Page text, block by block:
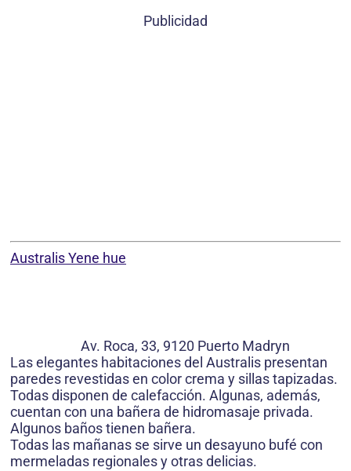
Publicidad
Australis Yene hue
Av. Roca, 33, 9120 Puerto Madryn
Las elegantes habitaciones del Australis presentan
paredes revestidas en color crema y sillas tapizadas.
Todas disponen de calefacción. Algunas, además,
cuentan con una bañera de hidromasaje privada.
Algunos baños tienen bañera.
Todas las mañanas se sirve un desayuno bufé con
mermeladas regionales y otras delicias.